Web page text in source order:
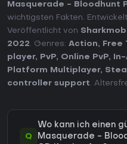
Masquerade - Bloodhunt
wichtigsten Fakten.
Veröffentlicht von Sharkmob
2022. Genres: Action, Free
player, PvP, Online PvP,
Platform Multiplayer,
controller support.
Q
Wo kann ich einen
Masquerade -